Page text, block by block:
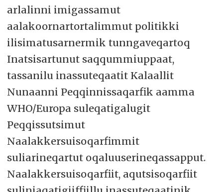
arlalinni imigassamut
aalakoornartortalimmut politikki
ilisimatusarnermik tunngaveqartoq
Inatsisartunut saqqummiuppaat,
tassanilu inassuteqaatit Kalaallit
Nunaanni Peqqinnissaqarfik aamma
WHO/Europa suleqatigalugit
Peqqissutsimut
Naalakkersuisoqarfimmit
suliarineqartut oqaluuserineqassapput.
Naalakkersuisoqarfiit, aqutsisoqarfiit